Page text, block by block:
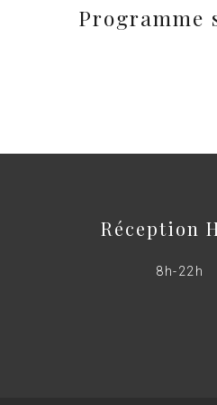
Programme
Réception
8h-22h